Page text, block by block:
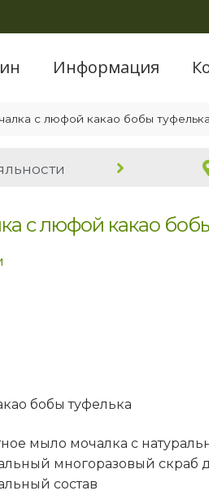
Информация
с люфой какао бобы
с люфой какао
бобы туфелька
мыло мочалка с
многоразовый скраб
состав